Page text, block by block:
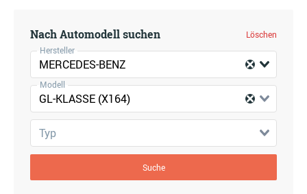
Nach Automodell suchen
Löschen
Hersteller
MERCEDES-BENZ
Modell
GL-KLASSE (X164)
Typ
Suche